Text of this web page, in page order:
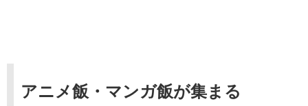
アニメ飯・マンガ飯が集まる